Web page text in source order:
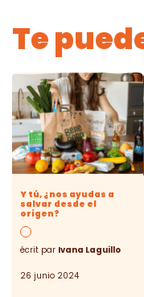
Te
Y tú, ¿nos ayudas a
salvar desde el
origen?
écrit par Ivana Laguillo
26 junio 2024